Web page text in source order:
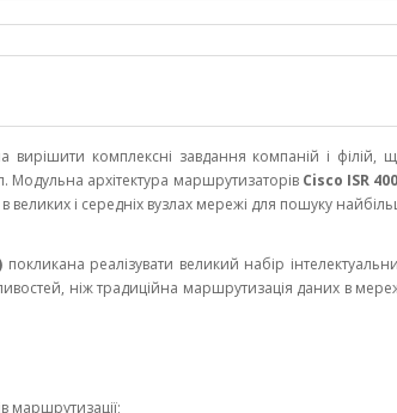
вирішити комплексні завдання компаній і філій,
Модульна архітектура маршрутизаторів Cisco ISR
великих і середніх вузлах мережі для пошуку
покликана реалізувати великий набір
ніж традиційна маршрутизація даних в
маршрутизації;